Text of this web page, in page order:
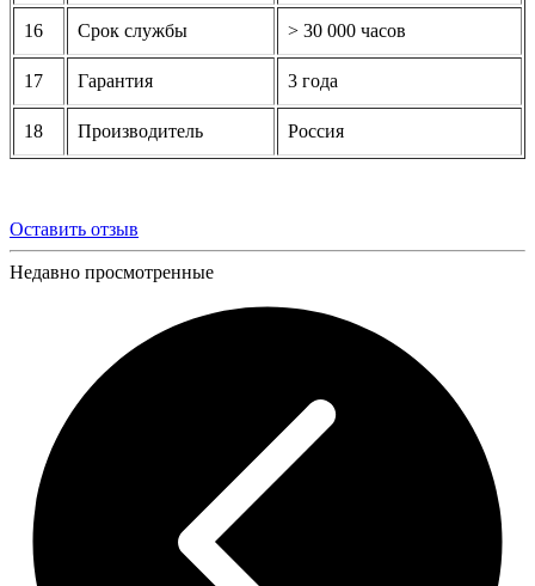
16 Срок службы > 30 000 часов
17 Гарантия 3 года
18 Производитель Россия
Оставить отзыв
Недавно просмотренные